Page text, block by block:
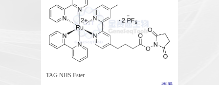
TAG NHS Ester